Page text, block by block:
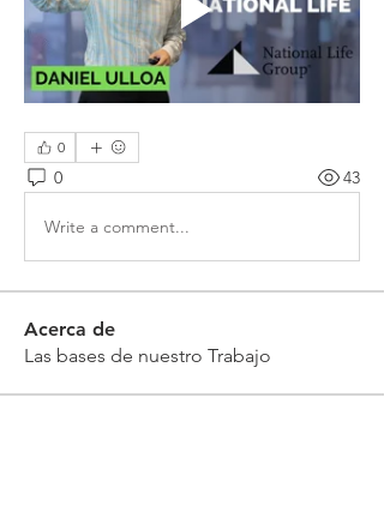
0
0 43
Write a comment...
Acerca de
Las bases de nuestro Trabajo